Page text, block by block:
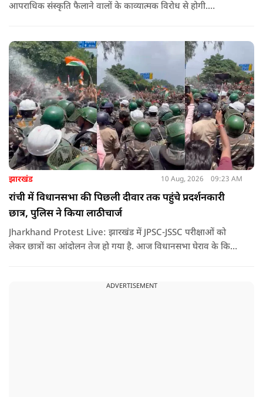
आपराधिक संस्कृति फैलाने वालों के काव्यात्मक विरोध से होगी.
झारखंड 10 Aug, 2026 09:23 AM
रांची में विधानसभा की पिछली दीवार तक पहुंचे प्रदर्शनकारी
छात्र, पुलिस ने किया लाठीचार्ज
Jharkhand Protest Live: झारखंड में JPSC-JSSC परीक्षाओं को
लेकर छात्रों का आंदोलन तेज हो गया है. आज विधानसभा घेराव के किया
ADVERTISEMENT